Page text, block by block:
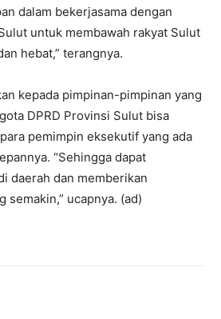
dalam bekerjasama dengan
untuk membawah rakyat Sulut
hebat,” terangnya.
kepada pimpinan-pimpinan yang
DPRD Provinsi Sulut bisa
pemimpin eksekutif yang ada
“Sehingga dapat
daerah dan memberikan
semakin,” ucapnya. (ad)